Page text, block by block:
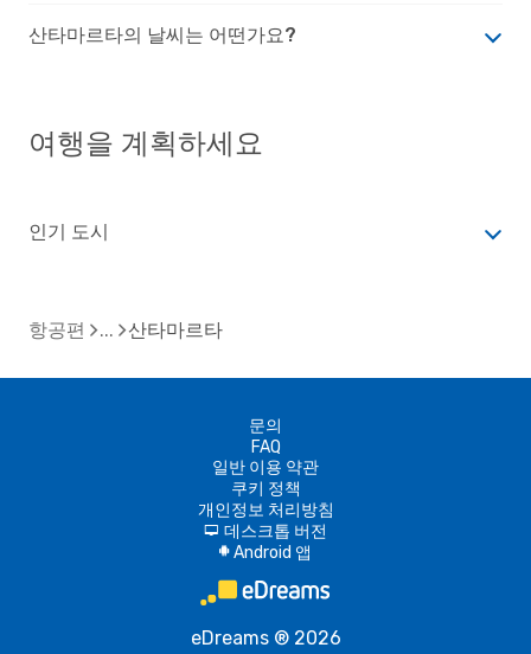
산타마르타의 날씨는 어떤가요?
여행을 계획하세요
인기 도시
항공편 산타마르타
문의
FAQ
일반 이용 약관
쿠키 정책
개인정보 처리방침
d 데스크톱 버전
A Android 앱
eDreams ® 2026